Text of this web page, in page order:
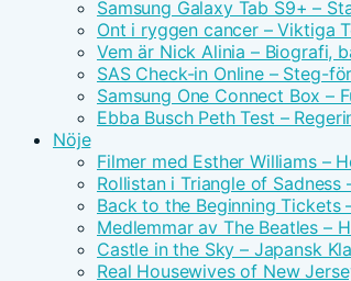
Samsung Galaxy Tab S9+ –
Ont i ryggen cancer – Viktiga
Vem är Nick Alinia – Biografi,
SAS Check-in Online – Steg-
Samsung One Connect Box –
Ebba Busch Peth Test –
Nöje
Filmer med Esther Williams –
Rollistan i Triangle of Sadness
Back to the Beginning Tickets
Medlemmar av The Beatles –
Castle in the Sky – Japansk
Real Housewives of New